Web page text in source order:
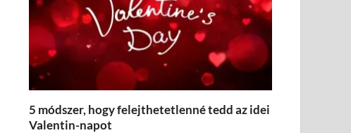
5 módszer, hogy felejthetetlenné tedd az idei
Valentin-napot